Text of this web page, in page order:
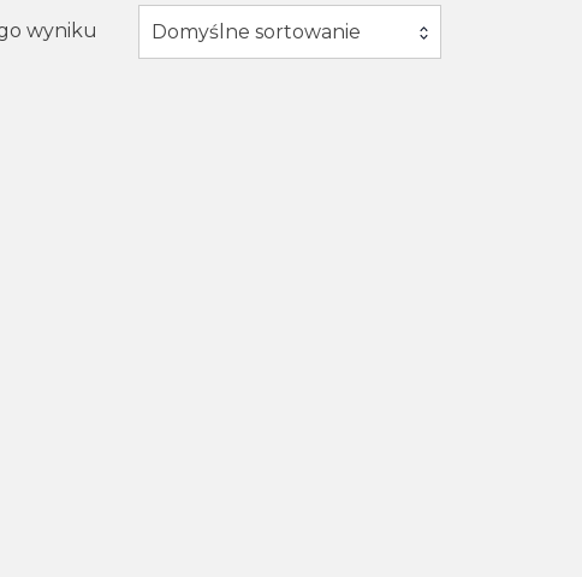
wyniku Domyślne sortowanie